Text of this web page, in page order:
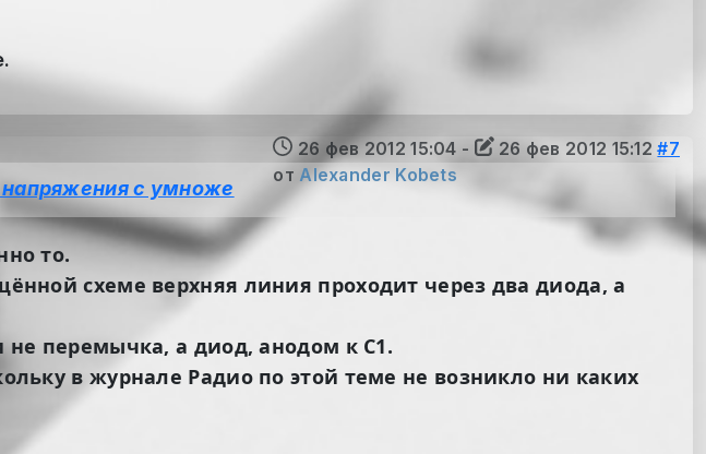
26 фев 2012 15:04 - 26 фев 2012 15:12 #7
от Alexander Kobets
с умноже
то.
схеме верхняя линия проходит через два диода, а
не перемычка, а диод, анодом к C1.
в журнале Радио по этой теме не возникло ни каких